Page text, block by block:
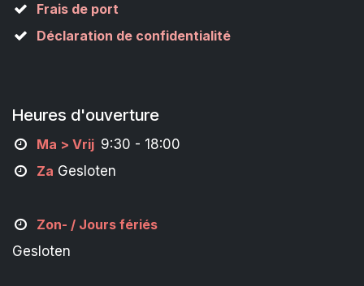
Frais de port
Déclaration de confidentialité
Heures d'ouverture
Ma > Vrij 9:30 - 18:00
Za Gesloten
Zon- / Jours fériés
Gesloten